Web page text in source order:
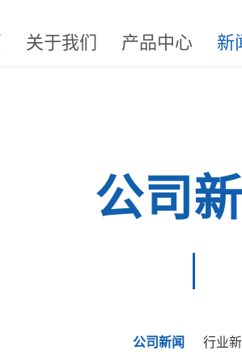
关于我们 产品中心 新
公司
公司新闻 行业